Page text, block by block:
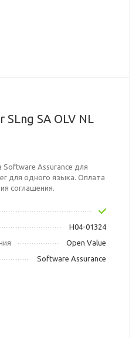
SLng SA OLV NL
Software Assurance для
для одного языка. Оплата
соглашения.
H04-01324
Open Value
Software Assurance